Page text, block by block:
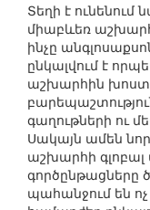
Տեղի է
միաբևեռ
ինչը
ընկալվում է
աշխարհին
գաղութների ու
Սակայն ամեն
աշխարհի
գործընթացները
պահանջում են ոչ